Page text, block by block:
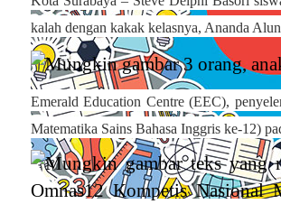
kalah dengan kakak kelasnya, Ananda
Emerald Education Centre (EEC),
Matematika Sains Bahasa Inggris ke-12)